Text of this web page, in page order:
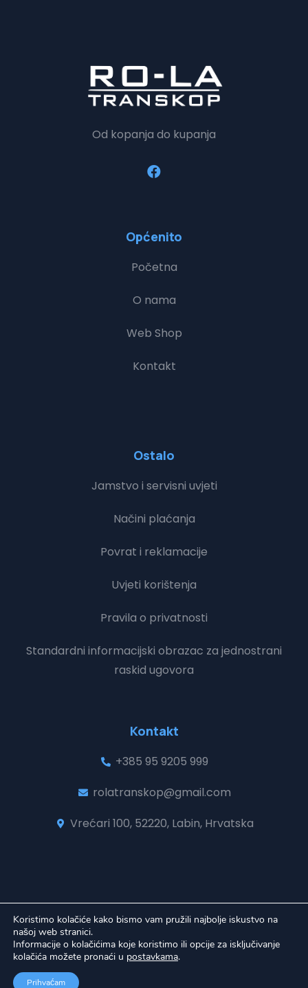
Od kopanja do kupanja
Općenito
Početna
O nama
Web Shop
Kontakt
Ostalo
Jamstvo i servisni uvjeti
Načini plaćanja
Povrat i reklamacije
Uvjeti korištenja
Pravila o privatnosti
Standardni informacijski obrazac za jednostrani
raskid ugovora
Kontakt
+385 95 9205 999
rolatranskop@gmail.com
Vrećari 100, 52220, Labin, Hrvatska
© 2026 Ro-La-Transkop | Sva prava pridržava
Izrada web stranica
Koristimo kolačiće kako bismo vam pružili najbolje iskustvo na
našoj web stranici.
Informacije o kolačićima koje koristimo ili opcije za isključivanje
kolačića možete pronaći u postavkama.
Prihvaćam